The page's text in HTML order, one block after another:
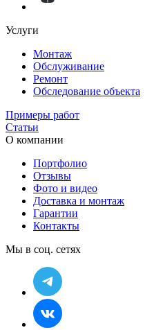
Услуги
Монтаж
Обслуживание
Ремонт
Обследование объекта
Примеры работ
Статьи
О компании
Портфолио
Отзывы
Фото и видео
Доставка и монтаж
Гарантии
Контакты
Мы в соц. сетях